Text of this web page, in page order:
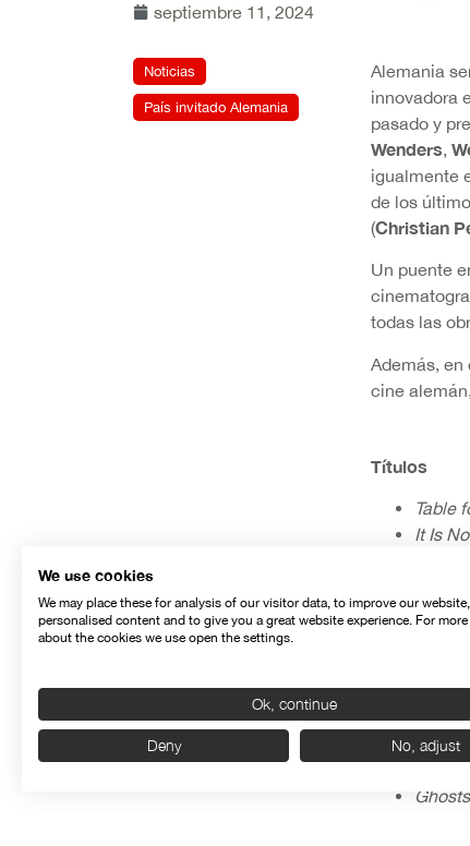
septiembre 11, 2024
Noticias
País invitado Alemania
Alemania
innovadora
pasado y
Wenders,
igualmente
de los
(Christian
Un puente
todas las
Además, en
cine
Títulos
Table
It Is
Time
The
Ghosts
We use cookies
We may place these for analysis of our visitor data, to improve our
personalised content and to give you a great website experience. For
about the cookies we use open the settings.
Ok, continue
Deny No, adjust